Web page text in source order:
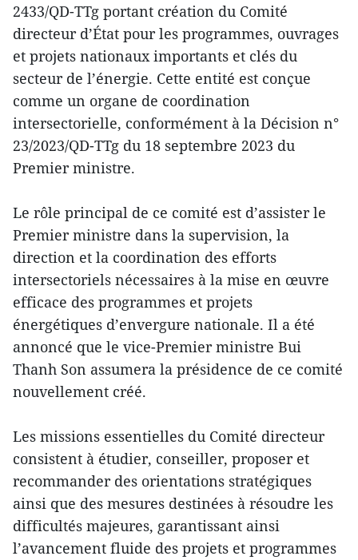
2433/QD-TTg portant création du Comité
directeur d’État pour les programmes, ouvrages
et projets nationaux importants et clés du
secteur de l’énergie. Cette entité est conçue
comme un organe de coordination
intersectorielle, conformément à la Décision n°
23/2023/QD-TTg du 18 septembre 2023 du
Premier ministre.
Le rôle principal de ce comité est d’assister le
Premier ministre dans la supervision, la
direction et la coordination des efforts
intersectoriels nécessaires à la mise en œuvre
efficace des programmes et projets
énergétiques d’envergure nationale. Il a été
annoncé que le vice-Premier ministre Bui
Thanh Son assumera la présidence de ce comité
nouvellement créé.
Les missions essentielles du Comité directeur
consistent à étudier, conseiller, proposer et
recommander des orientations stratégiques
ainsi que des mesures destinées à résoudre les
difficultés majeures, garantissant ainsi
l’avancement fluide des projets et programmes